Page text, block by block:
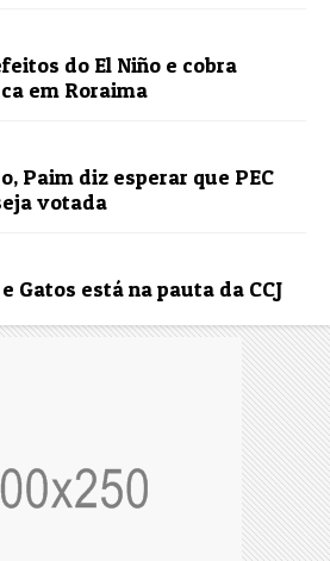
do El Niño e cobra
em Roraima
Paim diz esperar que PEC
votada
Gatos está na pauta da CCJ